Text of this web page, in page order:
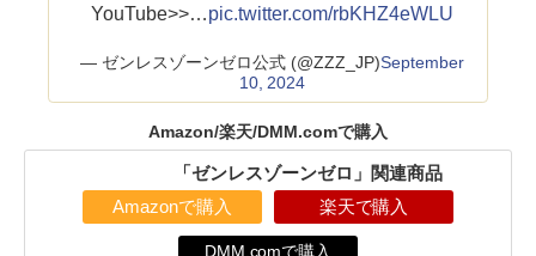
YouTube>>…pic.twitter.com/rbKHZ4eWLU
— ゼンレスゾーンゼロ公式 (@ZZZ_JP)September
10, 2024
Amazon/楽天/DMM.comで購入
「ゼンレスゾーンゼロ」関連商品
Amazonで購入 楽天で購入
DMM.comで購入